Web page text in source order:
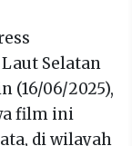
Selatan
(16/06/2025),
film ini
di wilayah